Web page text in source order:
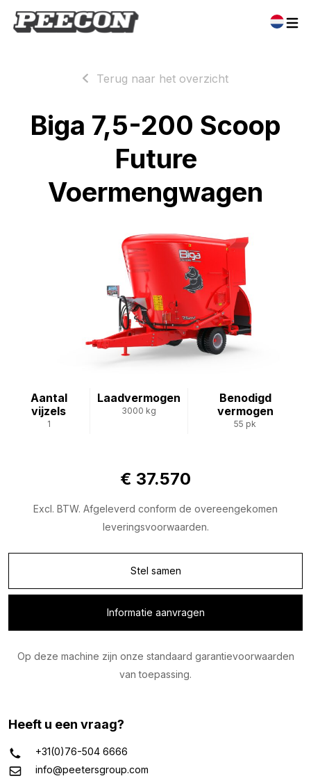
Terug naar het overzicht
Biga 7,5-200 Scoop
Future
Voermengwagen
Aantal
vijzels
1
Laadvermogen
3000 kg
Benodigd
vermogen
55 pk
€ 37.570
Excl. BTW. Afgeleverd conform de overeengekomen
leveringsvoorwaarden.
Stel samen
Informatie aanvragen
Op deze machine zijn onze standaard garantievoorwaarden
van toepassing.
Heeft u een vraag?
+31(0)76-504 6666
info@peetersgroup.com